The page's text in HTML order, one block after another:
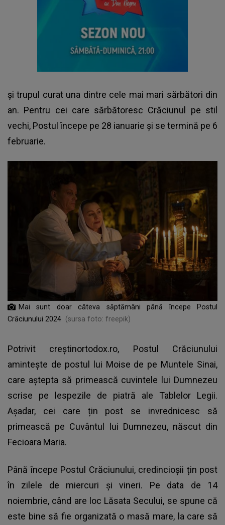
și trupul curat una dintre cele mai mari sărbători din
an. Pentru cei care sărbătoresc Crăciunul pe stil
vechi, Postul începe pe 28 ianuarie și se termină pe 6
februarie.
Mai sunt doar câteva săptămâni până începe Postul
Crăciunului 2024 (sursa foto: freepik)
Potrivit creștinortodox.ro, Postul Crăciunului
amintește de postul lui Moise de pe Muntele Sinai,
care aștepta să primească cuvintele lui Dumnezeu
scrise pe lespezile de piatră ale Tablelor Legii.
Așadar, cei care țin post se invrednicesc să
primească pe Cuvântul lui Dumnezeu, născut din
Fecioara Maria.
Până începe Postul Crăciunului, credincioșii țin post
în zilele de miercuri și vineri. Pe data de 14
noiembrie, când are loc Lăsata Secului, se spune că
este bine să fie organizată o masă mare, la care să